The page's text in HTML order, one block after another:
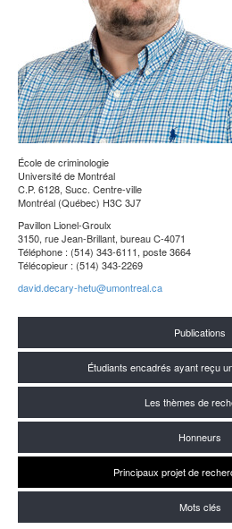
École de criminologie
Université de Montréal
C.P. 6128, Succ. Centre-ville
Montréal (Québec) H3C 3J7
Pavillon Lionel-Groulx
3150, rue Jean-Brillant, bureau C-4071
Téléphone : (514) 343-6111, poste 3664
Télécopieur : (514) 343-2269
david.decary-hetu@umontreal.ca
Publications
Étudiants encadrés ayant reçu
Les thèmes de
Honneurs
Principaux projet de
Mots clés